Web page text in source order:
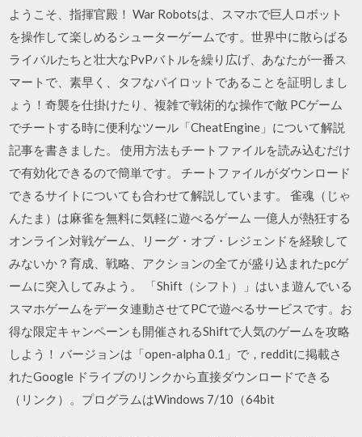
ようこそ、指揮官殿！ War Robotsは、スマホで巨人ロボット
を操作して楽しめるシューターゲームです。世界中に散らばる
ライバルたちと壮大なPvPバトルを繰り広げ、あなたが一番ス
マートで、素早く、タフなパイロットであることを証明しまし
ょう！奇襲を仕掛けたり、複雑で戦術的な操作で敵 PCゲーム
でチートする時に便利なツール「CheatEngine」について解説
記事を書きました。 使用方法もチートファイルを読み込むだけ
で有効化できるので簡単です。 チートファイルがダウンロード
できるサイトについても合わせて解説しています。 雀魂（じゃ
んたま）は麻雀を無料に気軽に遊べるゲーム 一億人が熱狂する
オンライン対戦ゲーム、リーグ・オブ・レジェンドを経験して
みないか？育成、戦略、アクションの全てが盛り込まれたpcゲ
ームに突入してみよう。 「Shift（シフト）」はいま遊んでいる
スマホゲームをデータ連動させてPCで遊べるサービスです。お
得な限定キャンペーンも開催されるShiftで人気のゲームを攻略
しよう！ バージョンは「open-alpha 0.1」で，redditに掲載さ
れたGoogle ドライブのリンクから直接ダウンロードできる
（リンク）。プログラムはWindows 7/10（64bit